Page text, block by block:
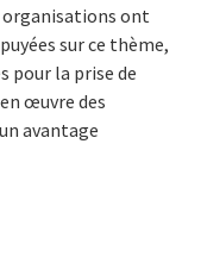
organisations ont
sur ce thème,
pour la prise de
œuvre des
avantage